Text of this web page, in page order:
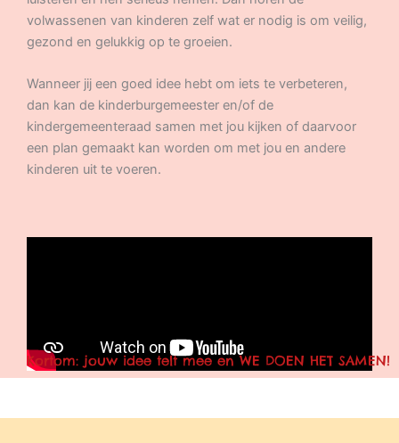
volwassenen van kinderen zelf wat er nodig is om veilig,
gezond en gelukkig op te groeien.
Wanneer jij een goed idee hebt om iets te verbeteren,
dan kan de kinderburgemeester en/of de
kindergemeenteraad samen met jou kijken of daarvoor
een plan gemaakt kan worden om met jou en andere
kinderen uit te voeren.
Kortom: jouw idee telt mee en WE DOEN HET SAMEN!